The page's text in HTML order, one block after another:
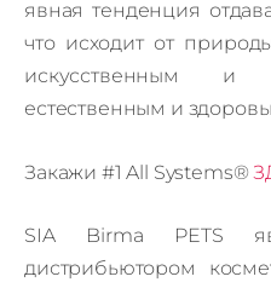
явная тенденция
что исходит от
искусственным и
естественным и
Закажи #1 All Systems®
SIA Birma PETS
дистрибьютором